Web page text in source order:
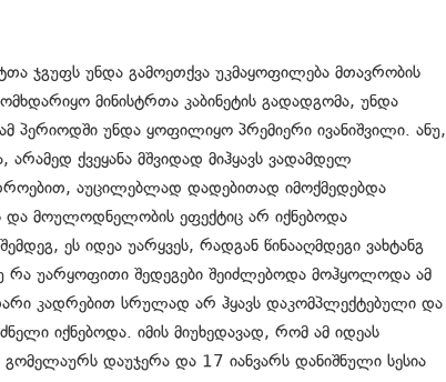
ჯგუფს უნდა გამოეთქვა უკმაყოფილება მთავრობის
მინისტრთა კაბინეტის გადადგომა, უნდა
პერიოდში უნდა ყოფილიყო პრემიერი ივანიშვილი. ანუ,
ქვეყანა მშვიდად მიჰყავს ვადამდელ
აუცილებლად დადებითად იმოქმედებდა
და მოულოდნელობის ეფექტიც არ იქნებოდა
ეს იდეა უარყვეს, რადგან წინააღმდეგი ვახტანგ
უარყოფითი შედეგები შეიძლებოდა მოჰყოლოდა ამ
კადრებით სრულად არ ჰყავს დაკომპლექტებული და
იქნებოდა. იმის მიუხედავად, რომ ამ იდეას
დაუჯერა და 17 იანვარს დანიშნული სესია